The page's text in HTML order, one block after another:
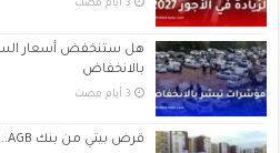
بالانخفاض
قرض بيتي من بنك AGB.. الشروط والمزايا وكيفية الاستفادة